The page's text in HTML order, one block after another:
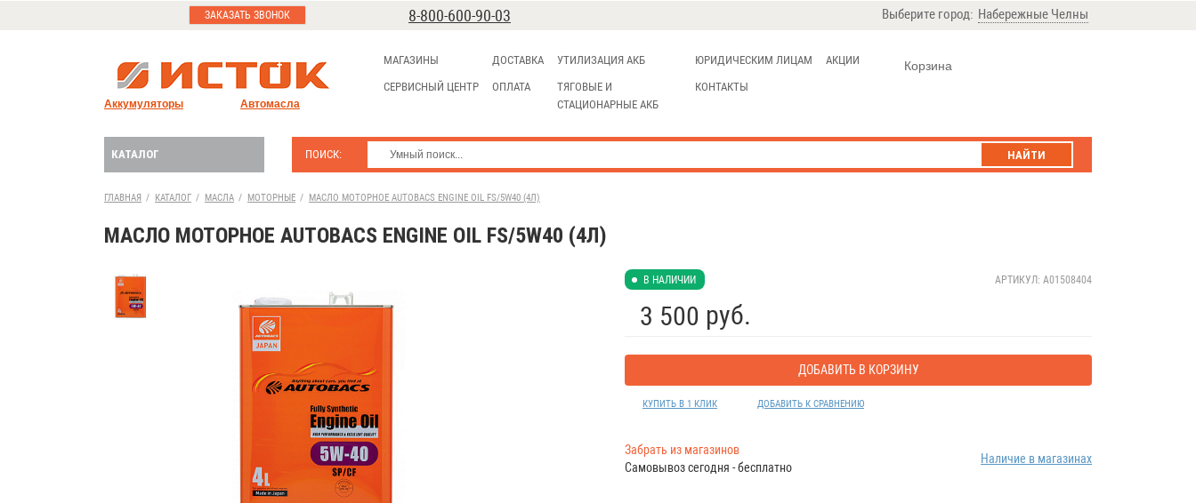
ЗАКАЗАТЬ ЗВОНОК 8-800-600-90-03 Выберите город: Набережные Челны
Аккумуляторы Автомасла
Корзина
МАГАЗИНЫ
СЕРВИСНЫЙ ЦЕНТР
ДОСТАВКА
ОПЛАТА
УТИЛИЗАЦИЯ АКБ
ТЯГОВЫЕ И
СТАЦИОНАРНЫЕ АКБ
ЮРИДИЧЕСКИМ ЛИЦАМ
КОНТАКТЫ
АКЦИИ
ПОИСК: НАЙТИ
КАТАЛОГ
ГЛАВНАЯ / КАТАЛОГ / МАСЛА / МОТОРНЫЕ / МАСЛО МОТОРНОЕ AUTOBACS ENGINE OIL FS/5W40 (4Л)
МАСЛО МОТОРНОЕ AUTOBACS ENGINE OIL FS/5W40 (4Л)
В НАЛИЧИИ АРТИКУЛ: A01508404
3 500 руб.
ДОБАВИТЬ В КОРЗИНУ
КУПИТЬ В 1 КЛИК ДОБАВИТЬ К СРАВНЕНИЮ
Забрать из магазинов
Самовывоз сегодня - бесплатно
Наличие в магазинах